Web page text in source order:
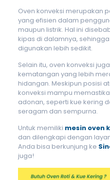
Oven konveksi merupakan
yang efisien dalam
maupun listrik. Hal ini
kipas di dalamnya,
digunakan lebih sedikit.
Selain itu, oven konveksi
kematangan yang lebih
hidangan. Meskipun posisi
konveksi mampu
adonan, seperti kue kering
seragam dan sempurna.
Untuk memiliki mesin oven
dan dilengkapi dengan
Anda bisa berkunjung ke
juga!